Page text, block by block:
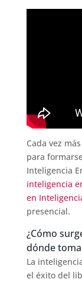
Cada vez
para
Inteligencia
inteligencia
en
presencial.
¿Cómo
dónde
La
el éxito del